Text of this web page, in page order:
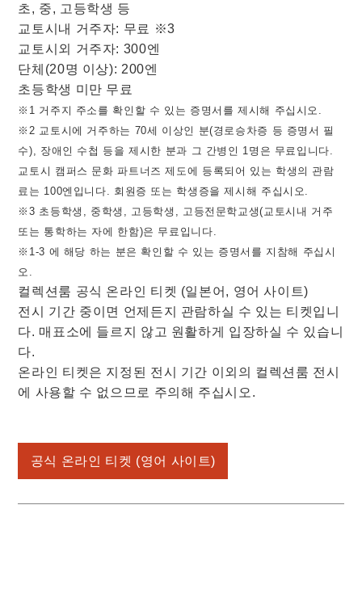
초, 중, 고등학생 등
교토시내 거주자: 무료 ※3
교토시외 거주자: 300엔
단체(20명 이상): 200엔
초등학생 미만 무료
※1 거주지 주소를 확인할 수 있는 증명서를 제시해 주십시오.
※2 교토시에 거주하는 70세 이상인 분(경로승차증 등 증명서 필
수), 장애인 수첩 등을 제시한 분과 그 간병인 1명은 무료입니다.
교토시 캠퍼스 문화 파트너즈 제도에 등록되어 있는 학생의 관람
료는 100엔입니다. 회원증 또는 학생증을 제시해 주십시오.
※3 초등학생, 중학생, 고등학생, 고등전문학교생(교토시내 거주
또는 통학하는 자에 한함)은 무료입니다.
※1-3 에 해당 하는 분은 확인할 수 있는 증명서를 지참해 주십시
오.
컬렉션룸 공식 온라인 티켓 (일본어, 영어 사이트)
전시 기간 중이면 언제든지 관람하실 수 있는 티켓입니
다. 매표소에 들르지 않고 원활하게 입장하실 수 있습니
다.
온라인 티켓은 지정된 전시 기간 이외의 컬렉션룸 전시
에 사용할 수 없으므로 주의해 주십시오.
공식 온라인 티켓 (영어 사이트)